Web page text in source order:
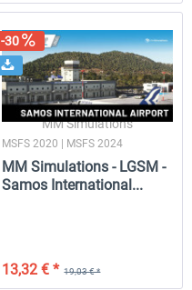
-30
MM Simulations
MSFS 2020 | MSFS 2024
MM Simulations - LGSM -
Samos International...
19,03 € *
13,32 € *